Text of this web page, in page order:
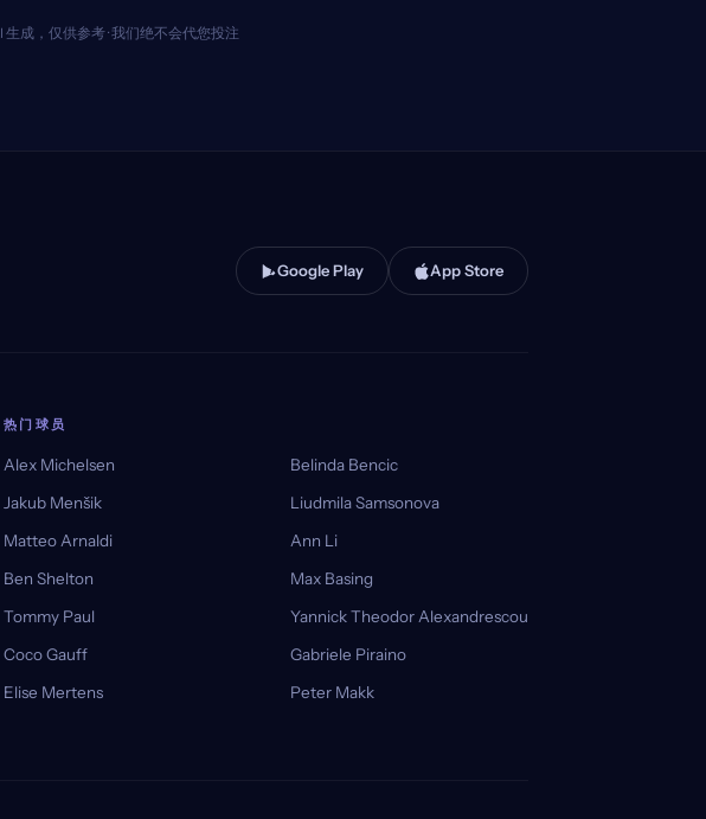
生成，仅供参考 · 我们绝不会代您投注
Google Play App Store
热门球员
Alex Michelsen
Jakub Menšik
Matteo Arnaldi
Ben Shelton
Tommy Paul
Coco Gauff
Elise Mertens
Belinda Bencic
Liudmila Samsonova
Ann Li
Max Basing
Yannick Theodor Alexandrescou
Gabriele Piraino
Peter Makk